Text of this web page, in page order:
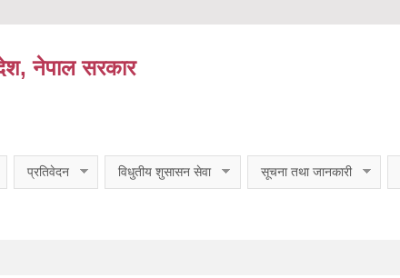
नेपाल सरकार
प्रतिवेदन विधुतीय शुसासन सेवा सूचना तथा जानकारी